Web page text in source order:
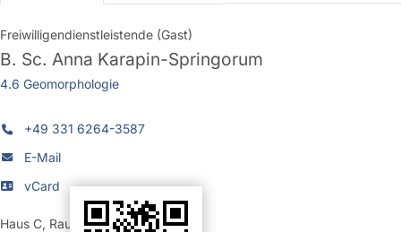
Freiwilligendienstleistende (Gast)
B. Sc. Anna Karapin-Springorum
4.6 Geomorphologie
+49 331 6264-3587
E-Mail
vCard
Haus C, Raum 324 (Büro)